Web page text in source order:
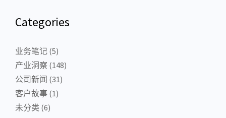
Categories
业务笔记 (5)
产业洞察 (148)
公司新闻 (31)
客户故事 (1)
未分类 (6)